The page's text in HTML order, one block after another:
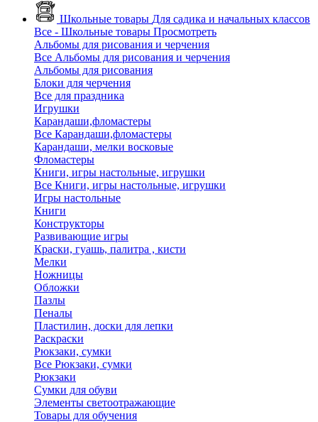
Школьные товары Для садика и начальных классов
Все - Школьные товары Просмотреть
Альбомы для рисования и черчения
Все Альбомы для рисования и черчения
Альбомы для рисования
Блоки для черчения
Все для праздника
Игрушки
Карандаши,фломастеры
Все Карандаши,фломастеры
Карандаши, мелки восковые
Фломастеры
Книги, игры настольные, игрушки
Все Книги, игры настольные, игрушки
Игры настольные
Книги
Конструкторы
Развивающие игры
Краски, гуашь, палитра , кисти
Мелки
Ножницы
Обложки
Пазлы
Пеналы
Пластилин, доски для лепки
Раскраски
Рюкзаки, сумки
Все Рюкзаки, сумки
Рюкзаки
Сумки для обуви
Элементы светоотражающие
Товары для обучения